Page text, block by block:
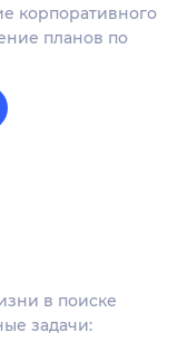
корпоративного
планов по
в поиске
задачи: